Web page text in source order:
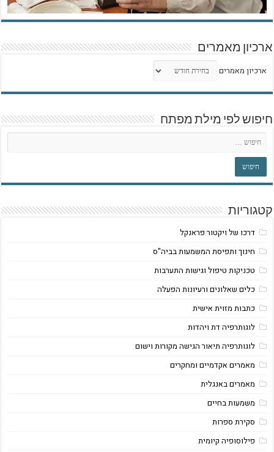
ארכיון מאמרים
ארכיון מאמרים
חיפוש לפי מילת מפתח
קטגוריות
דרכו של ויקטור פראנקל
חינוך ותפיסת המשמעות בביה"ס
טכניקות טיפול וגישות התערבות
כלים שאלונים ורעיונות הפעלה
כתבות מזוית אישית
לוגותרפיה דת ויהדות
לוגותרפיה תיאור הגישה מקורות וישום
מאמרים אקדמיים ומחקרים
מאמרים באנגלית
משמעות בחיים
סקירת ספרות
פילוסופיה קיומית